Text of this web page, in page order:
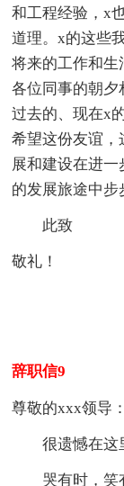
和工程经验，x
道理。x的这些
将来的工作和生
各位同事的朝
过去的、现在x
希望这份友谊
展和建设在进
的发展旅途中
此致
敬礼！
辞职信9
尊敬的xxx领导：
很遗憾在这里
哭有时，笑有